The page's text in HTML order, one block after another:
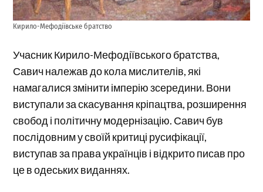
Кирило-Мефодіївське братство
Учасник Кирило-Мефодіївського братства,
Савич належав до кола мислителів, які
намагалися змінити імперію зсередини. Вони
виступали за скасування кріпацтва, розширення
свобод і політичну модернізацію. Савич був
послідовним у своїй критиці русифікації,
виступав за права українців і відкрито писав про
це в одеських виданнях.